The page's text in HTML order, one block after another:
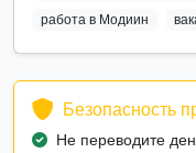
работа в Модиин
Безопасность
Не переводите